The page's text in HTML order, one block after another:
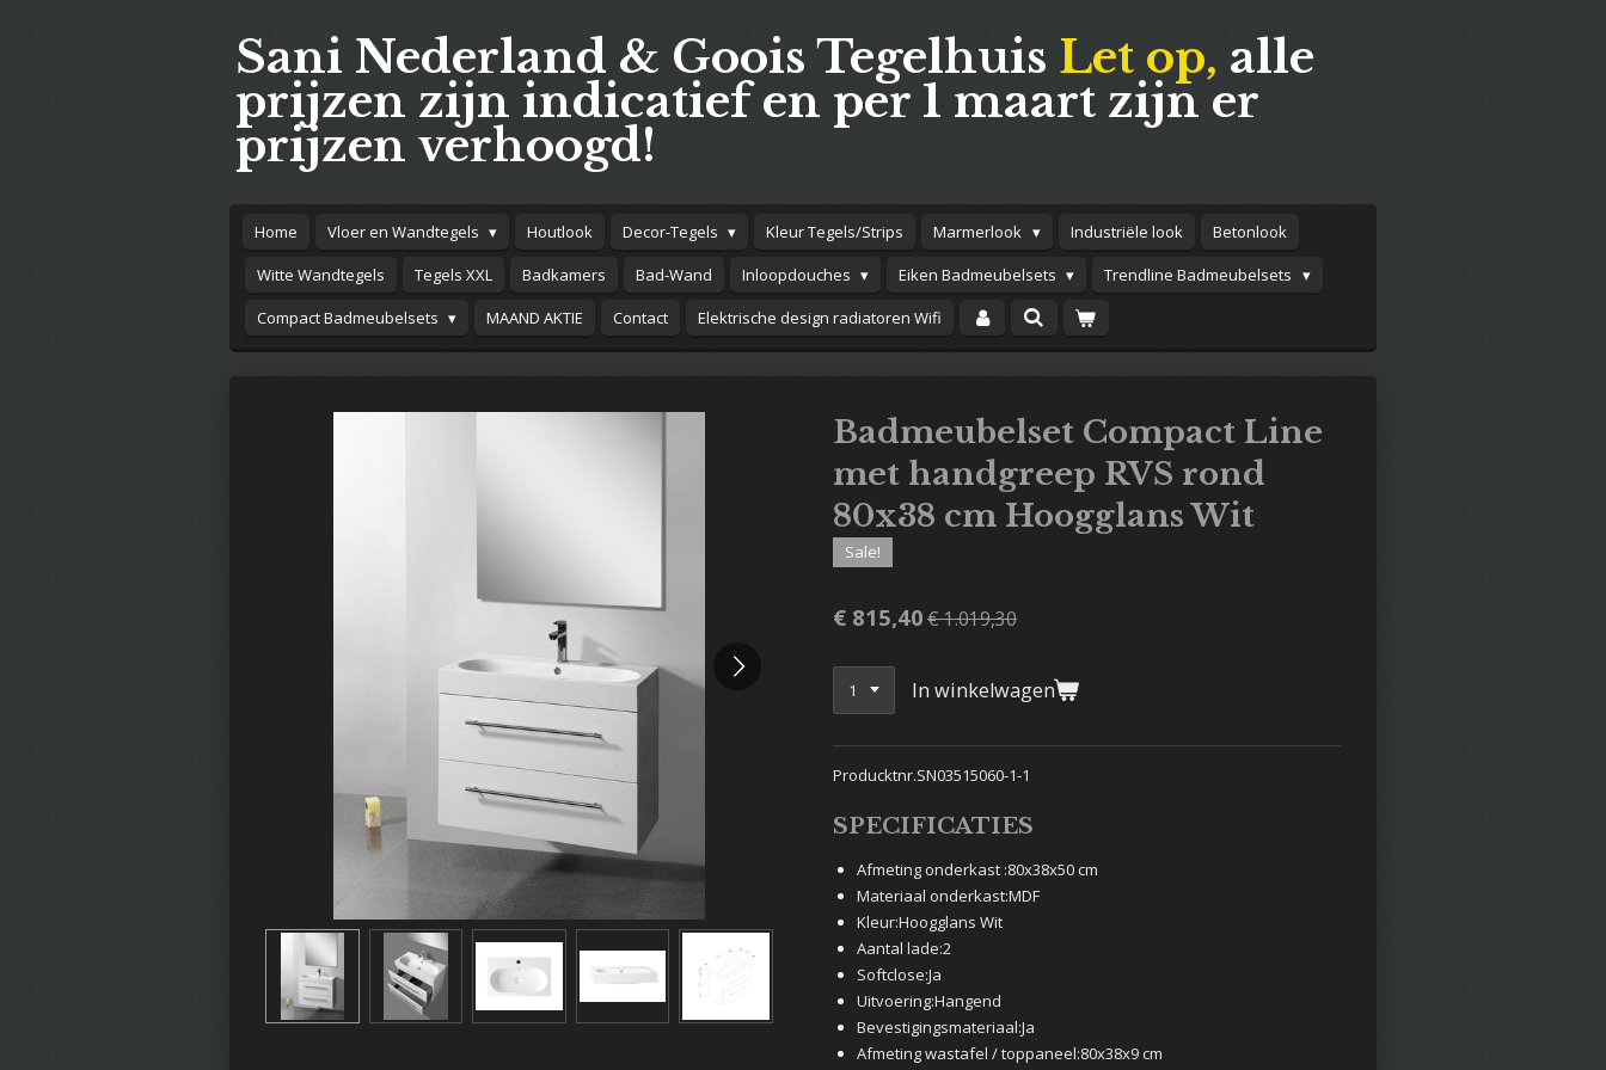
Sani Nederland & Goois Tegelhuis Let op, alle
prijzen zijn indicatief en per 1 maart zijn er
prijzen verhoogd!
Home Vloer en Wandtegels Houtlook Decor-Tegels Kleur Tegels/Strips Marmerlook Industriële look
Betonlook
Witte Wandtegels
Tegels XXL Badkamers Bad-Wand Inloopdouches Eiken Badmeubelsets
Trendline Badmeubelsets
Compact Badmeubelsets
MAAND AKTIE Contact Elektrische design radiatoren Wifi
Badmeubelset Compact Line
met handgreep RVS rond
80x38 cm Hoogglans Wit
Sale!
€ 815,40€ 1.019,30
In winkelwagen
Producktnr.SN03515060-1-1
SPECIFICATIES
Afmeting onderkast :80x38x50 cm
Materiaal onderkast:MDF
Kleur:Hoogglans Wit
Aantal lade:2
Softclose:Ja
Uitvoering:Hangend
Bevestigingsmateriaal:Ja
Afmeting wastafel / toppaneel:80x38x9 cm